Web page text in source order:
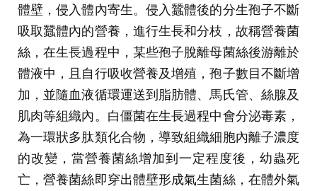
體壁，侵入體內寄生。侵入蠶體後的分生孢子不斷
吸取蠶體內的營養，進行生長和分枝，故稱營養菌
絲，在生長過程中，某些孢子脫離母菌絲後游離於
體液中，且自行吸收營養及增殖，孢子數目不斷增
加，並隨血液循環運送到脂肪體、馬氏管、絲腺及
肌肉等組織內。白僵菌在生長過程中會分泌毒素，
為一環狀多肽類化合物，導致組織細胞內離子濃度
的改變，當營養菌絲增加到一定程度後，幼蟲死
亡，營養菌絲即穿出體壁形成氣生菌絲，在體外氣